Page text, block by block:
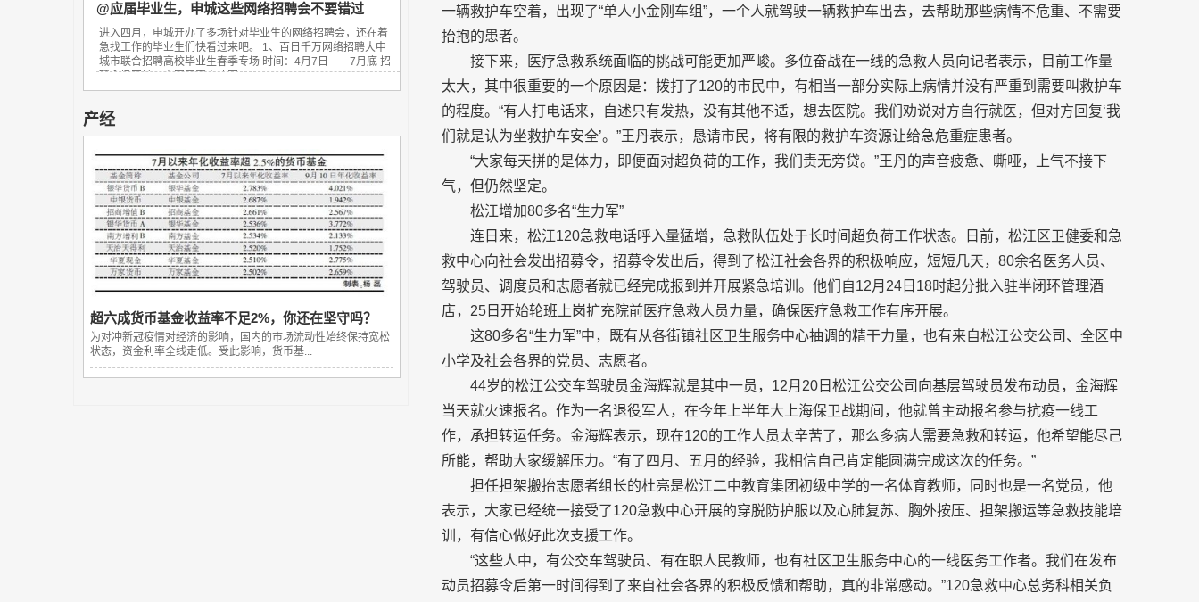
@应届毕业生，申城这些网络招聘会不要错过
进入四月，申城开办了多场针对毕业生的网络招聘会，还在着
急找工作的毕业生们快看过来吧。 1、百日千万网络招聘大中
城市联合招聘高校毕业生春季专场 时间：4月7日——7月底 招
聘会场网址：中国国家人才网...
产经
超六成货币基金收益率不足2%，你还在坚守吗？
为对冲新冠疫情对经济的影响，国内的市场流动性始终保持宽松
状态，资金利率全线走低。受此影响，货币基...
一辆救护车空着，出现了“单人小金刚车组”，一个人就驾驶一辆救护车出去，去帮助那些病情不危重、不需要
抬抱的患者。
接下来，医疗急救系统面临的挑战可能更加严峻。多位奋战在一线的急救人员向记者表示，目前工作量
太大，其中很重要的一个原因是：拨打了120的市民中，有相当一部分实际上病情并没有严重到需要叫救护车
的程度。“有人打电话来，自述只有发热，没有其他不适，想去医院。我们劝说对方自行就医，但对方回复‘我
们就是认为坐救护车安全’。”王丹表示，恳请市民，将有限的救护车资源让给急危重症患者。
“大家每天拼的是体力，即便面对超负荷的工作，我们责无旁贷。”王丹的声音疲惫、嘶哑，上气不接下
气，但仍然坚定。
松江增加80多名“生力军”
连日来，松江120急救电话呼入量猛增，急救队伍处于长时间超负荷工作状态。日前，松江区卫健委和急
救中心向社会发出招募令，招募令发出后，得到了松江社会各界的积极响应，短短几天，80余名医务人员、
驾驶员、调度员和志愿者就已经完成报到并开展紧急培训。他们自12月24日18时起分批入驻半闭环管理酒
店，25日开始轮班上岗扩充院前医疗急救人员力量，确保医疗急救工作有序开展。
这80多名“生力军”中，既有从各街镇社区卫生服务中心抽调的精干力量，也有来自松江公交公司、全区中
小学及社会各界的党员、志愿者。
44岁的松江公交车驾驶员金海辉就是其中一员，12月20日松江公交公司向基层驾驶员发布动员，金海辉
当天就火速报名。作为一名退役军人，在今年上半年大上海保卫战期间，他就曾主动报名参与抗疫一线工
作，承担转运任务。金海辉表示，现在120的工作人员太辛苦了，那么多病人需要急救和转运，他希望能尽己
所能，帮助大家缓解压力。“有了四月、五月的经验，我相信自己肯定能圆满完成这次的任务。”
担任担架搬抬志愿者组长的杜亮是松江二中教育集团初级中学的一名体育教师，同时也是一名党员，他
表示，大家已经统一接受了120急救中心开展的穿脱防护服以及心肺复苏、胸外按压、担架搬运等急救技能培
训，有信心做好此次支援工作。
“这些人中，有公交车驾驶员、有在职人民教师，也有社区卫生服务中心的一线医务工作者。我们在发布
动员招募令后第一时间得到了来自社会各界的积极反馈和帮助，真的非常感动。”120急救中心总务科相关负